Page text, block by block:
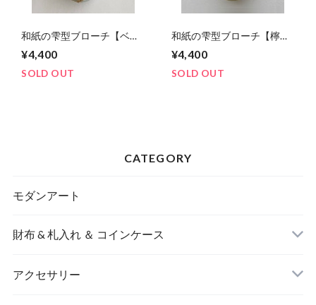
和紙の雫型ブローチ【ベビ
¥4,400
SOLD OUT
和紙の雫型ブローチ【檸
¥4,400
SOLD OUT
CATEGORY
モダンアート
財布 & 札入れ ＆ コインケース
アクセサリー